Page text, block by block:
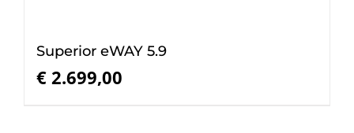
Superior eWAY 5.9
€ 2.699,00